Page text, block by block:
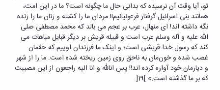
تو، آیا وقت آن نرسیده که بدانی حال ما چگونه است؟ ما در این امت،
همانند بنی اسرائیل گرفتار فرعونیانیم!! مردان ما را کشته و زنان ما را زنده
نگه داشته اند! ای منهال، عرب بر عجم می بالد که محمد مصطفی صلی
الله علیه و آله وسلم عرب است و قبیله قریش بر دیگر قبایل مباهات می
کند که رسول خدا قریشی است؛ و اینک ما فرزندان اوییم که حقمان
غصب شده و خون‌مان به ناحق روی زمین ریخته شده است. ما را از شهر
و دیارمان خود آواره کرده اند!! پس انالله و انا الیه راجعون از این مصیبت
که بر ما گذشته است.» ]19[